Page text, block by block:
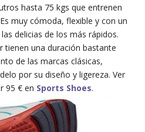
hasta 75 kgs que entrenen
muy cómoda, flexible y con un
delicias de los más rápidos.
tienen una duración bastante
de las marcas clásicas,
por su diseño y ligereza. Ver
95 € en Sports Shoes.